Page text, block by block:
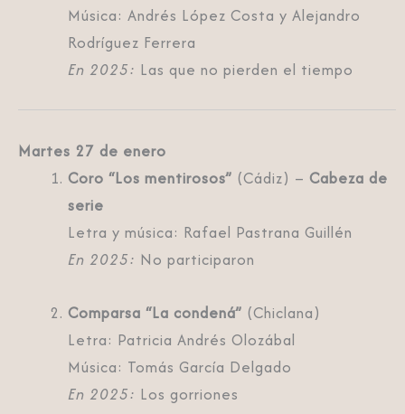
Música: Andrés López Costa y Alejandro
Rodríguez Ferrera
En 2025: Las que no pierden el tiempo
Martes 27 de enero
Coro “Los mentirosos” (Cádiz) – Cabeza de
serie
Letra y música: Rafael Pastrana Guillén
En 2025: No participaron
Comparsa “La condená” (Chiclana)
Letra: Patricia Andrés Olozábal
Música: Tomás García Delgado
En 2025: Los gorriones